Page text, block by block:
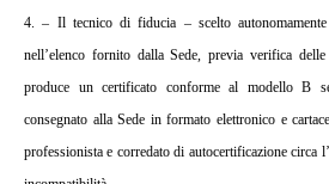
4. – Il tecnico di fiducia – scelto
nell’elenco fornito dalla Sede, previa verifica
produce un certificato conforme al modello B
consegnato alla Sede in formato elettronico e
professionista e corredato di autocertificazione circa